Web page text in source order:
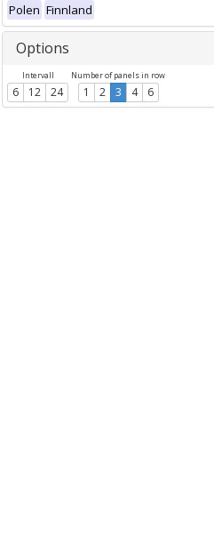
Polen Finnland
Options
Intervall
6 12 24
Number of panels in row
1 2 3 4 6